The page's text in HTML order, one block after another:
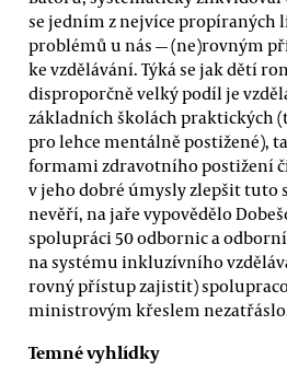
se jedním z nejvíce propíraných
problémů u nás — (ne)rovným
ke vzdělávání. Týká se jak dětí
disproporčně velký podíl je
základních školách praktických
pro lehce mentálně postižené),
formami zdravotního postižení
v jeho dobré úmysly zlepšit tuto
nevěří, na jaře vypovědělo
spolupráci 50 odbornic a
na systému inkluzívního
rovný přístup zajistit)
ministrovým křeslem
Temné vyhlídky